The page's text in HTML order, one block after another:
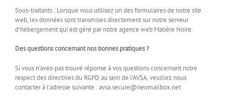
Sous-traitants : Lorsque vous utilisez un des formulaires de notre site
web, les données sont transmises directement sur notre serveur
d’hébergement qui est géré par notre agence web Matière Noire.
Des questions concernant nos bonnes pratiques ?
Si vous n’avez-pas trouvé réponse à vos questions concernant notre
respect des directives du RGPD au sein de l’AVSA, veuillez nous
contacter à l’adresse suivante : avsa.secure@neomailbox.net